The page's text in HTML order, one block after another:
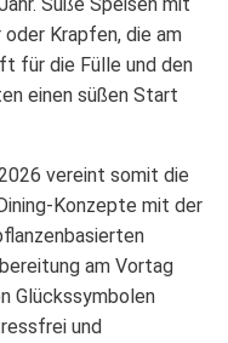
Krapfen, die am
für die Fülle und den
einen süßen Start
vereint somit die
Konzepte mit der
am Vortag
Glückssymbolen
und